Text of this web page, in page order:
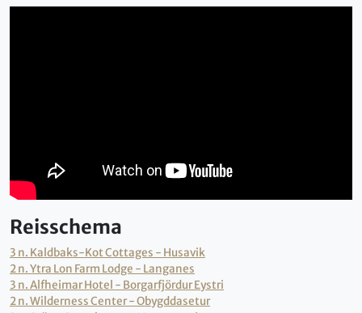
Reisschema
3 n. Kaldbaks-Kot Cottages - Husavik
2 n. Ytra Lon Farm Lodge - Langanes
3 n. Alfheimar Hotel - Borgarfjördur Eystri
2 n. Wilderness Center - Obygddasetur